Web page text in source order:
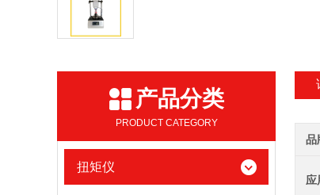
产品分类
PRODUCT CATEGORY
扭矩仪
品
应